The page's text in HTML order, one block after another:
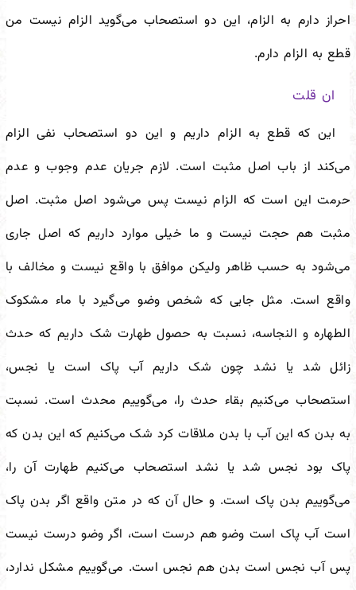
احراز دارم به الزام، این دو استصحاب می‌گوید الزام نیست من
قطع به الزام دارم.
ان قلت
این که قطع به الزام داریم و این دو استصحاب نفی الزام
می‌کند از باب اصل مثبت است. لازم جریان عدم وجوب و عدم
حرمت این است که الزام نیست پس می‌شود اصل مثبت. اصل
مثبت هم حجت نیست و ما خیلی موارد داریم که اصل جاری
می‌شود به حسب ظاهر ولیکن موافق با واقع نیست و مخالف با
واقع است. مثل جایی که شخص وضو می‌گیرد با ماء مشکوک
الطهاره و النجاسه، نسبت به حصول طهارت شک داریم که حدث
زائل شد یا نشد چون شک داریم آب پاک است یا نجس،
استصحاب می‌کنیم بقاء حدث را، می‌گوییم محدث است. نسبت
به بدن که این آب با بدن ملاقات کرد شک می‌کنیم که این بدن که
پاک بود نجس شد یا نشد استصحاب می‌کنیم طهارت آن را،
می‌گوییم بدن پاک است. و حال آن که در متن واقع اگر بدن پاک
است آب پاک است وضو هم درست است، اگر وضو درست نیست
پس آب نجس است بدن هم نجس است. می‌گوییم مشکل ندارد،